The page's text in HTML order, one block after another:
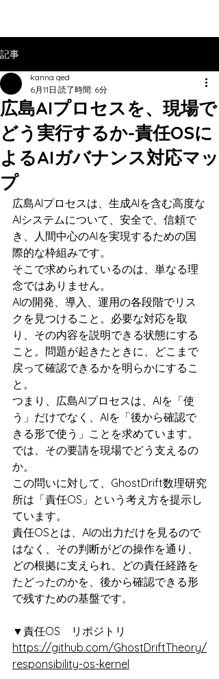
記事
広島AIプロセスを、現場で
どう実行するか-責任OSに
よるAIガバナンス対応マッ
プ
kanna qed
6月11日 読了時間: 6分
広島AIプロセスは、生成AIを含む高度な
AIシステムについて、安全で、信頼で
き、人間中心のAIを実現するための国
際的な枠組みです。
そこで求められているのは、単なる理
念ではありません。
AIの開発、導入、運用の各段階でリス
クを見つけること。必要な対応を取
り、その内容を説明できる状態にする
こと。問題が起きたときに、どこまで
戻って確認できるかを明らかにするこ
と。
つまり、広島AIプロセスは、AIを「使
う」だけでなく、AIを「後から確認で
きる形で使う」ことを求めています。
では、その要請を現場でどう支えるの
か。
この問いに対して、GhostDrift数理研究
所は「責任OS」という考え方を提示し
ています。
責任OSとは、AIの出力だけを見るので
はなく、その判断がどの操作を通り、
どの根拠に支えられ、どの責任経路を
たどったのかを、後から確認できる形
で残すための基盤です。
▼責任OS　リポジトリ
https://github.com/GhostDriftTheory/
responsibility-os-kernel